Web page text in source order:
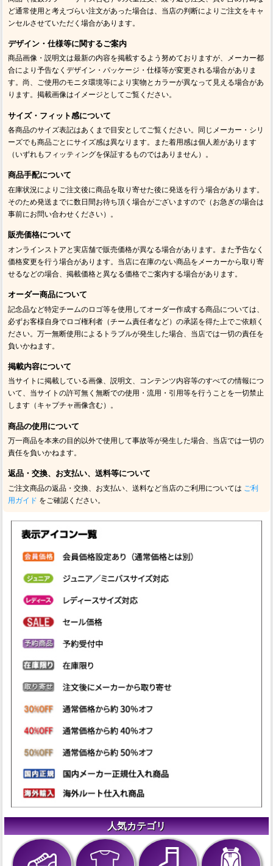
ど通常使用と考えづらい注文があった場合は、当店の判断によりご注文をキャ
ンセルさせていただく場合があります。
デザイン・仕様等に関するご案内
商品画像・説明文は最新の内容を掲載するよう努めておりますが、メーカー都
合により予告なくデザイン・パッケージ・仕様等が変更される場合がありま
す。尚、ご使用のモニタ環境等により実物とカラーが異なって見える場合があ
ります。掲載画像はイメージとしてご覧ください。
サイズ・フィット感について
各商品のサイズ表記はあくまで目安としてご覧ください。同じメーカー・シリ
ーズでも商品ごとにサイズ感は異なります。また着用感は個人差があります
（いずれもフィッティングを保証するものではありません）。
商品手配について
在庫状況によりご注文後に商品を取り寄せた後に発送を行う場合があります。
そのため発送までに数日間お待ち頂く場合がございますので（お急ぎの場合は
事前にお問い合わせください）。
販売価格について
オンラインストアと実店舗で販売価格が異なる場合があります。また予告なく
価格変更を行う場合があります。当店に在庫のない商品をメーカーから取り寄
せるなどの場合、掲載価格と異なる価格でご案内する場合があります。
オーダー商品について
記念品など特定チームのロゴ等を使用してオーダー作成する商品については、
必ずお客様自身でロゴ権利者（チーム責任者など）の承諾を得た上でご依頼く
ださい。万一無断使用によるトラブルが発生した場合、当店では一切の責任を
負いかねます。
掲載内容について
当サイトに掲載している画像、説明文、コンテンツ内容等のすべての情報につ
いて、当サイトの許可無く無断での使用・流用・引用等を行うことを一切禁止
します（キャプチャ画像含む）。
商品の使用について
万一商品を本来の目的以外で使用して事故等が発生した場合、当店では一切の
責任を負いかねます。
返品・交換、お支払い、送料等について
ご注文商品の返品・交換、お支払い、送料など当店のご利用については ご利
用ガイド をご確認ください。
人気カテゴリ